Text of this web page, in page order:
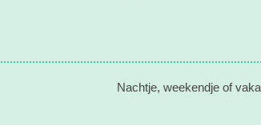
Nachtje, weekendje of